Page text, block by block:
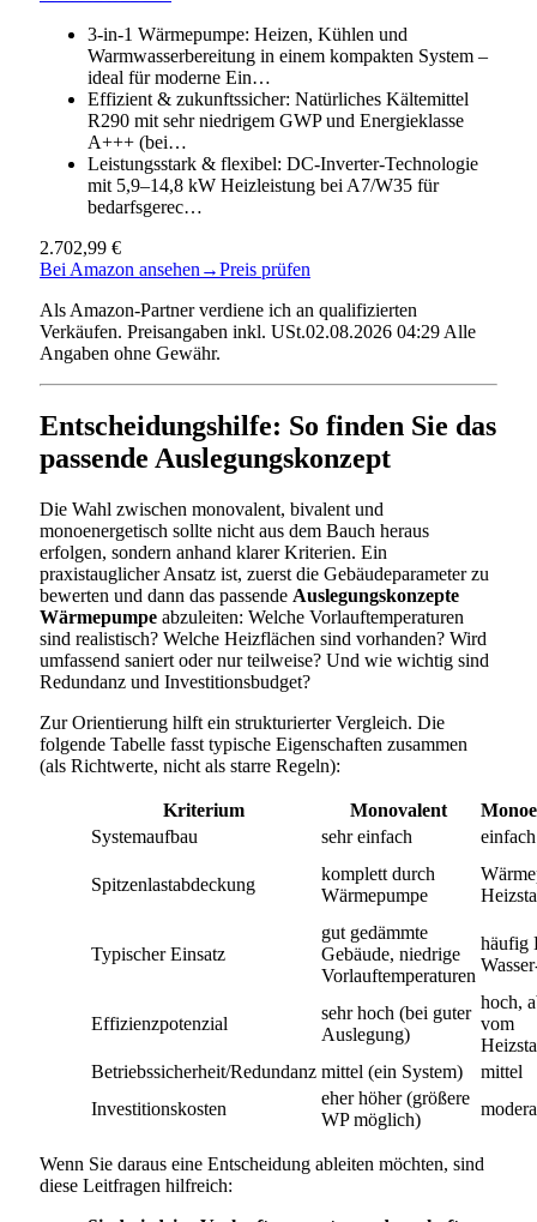
3-in-1 Wärmepumpe: Heizen, Kühlen und
Warmwasserbereitung in einem kompakten System –
ideal für moderne Ein…
Effizient & zukunftssicher: Natürliches Kältemittel
R290 mit sehr niedrigem GWP und Energieklasse
A+++ (bei…
Leistungsstark & flexibel: DC-Inverter-Technologie
mit 5,9–14,8 kW Heizleistung bei A7/W35 für
bedarfsgerec…
2.702,99 €
Bei Amazon ansehen →Preis prüfen
Als Amazon-Partner verdiene ich an qualifizierten
Verkäufen. Preisangaben inkl. USt.02.08.2026 04:29 Alle
Angaben ohne Gewähr.
Entscheidungshilfe: So finden Sie das
passende Auslegungskonzept
Die Wahl zwischen monovalent, bivalent und
monoenergetisch sollte nicht aus dem Bauch heraus
erfolgen, sondern anhand klarer Kriterien. Ein
praxistauglicher Ansatz ist, zuerst die Gebäudeparameter zu
bewerten und dann das passende Auslegungskonzepte
Wärmepumpe abzuleiten: Welche Vorlauftemperaturen
sind realistisch? Welche Heizflächen sind vorhanden? Wird
umfassend saniert oder nur teilweise? Und wie wichtig sind
Redundanz und Investitionsbudget?
Zur Orientierung hilft ein strukturierter Vergleich. Die
folgende Tabelle fasst typische Eigenschaften zusammen
(als Richtwerte, nicht als starre Regeln):
Kriterium Monovalent
Systemaufbau
sehr einfach einfach
Spitzenlastabdeckung
komplett durch
Wärmepumpe
Typischer Einsatz
gut gedämmte
Gebäude, niedrige
Vorlauftemperaturen
häufig
Effizienzpotenzial
sehr hoch (bei guter
Auslegung)
hoch,
vom
Betriebssicherheit/Redundanz mittel (ein System)
mittel
Investitionskosten
eher höher (größere
WP möglich)
Wenn Sie daraus eine Entscheidung ableiten möchten, sind
diese Leitfragen hilfreich: